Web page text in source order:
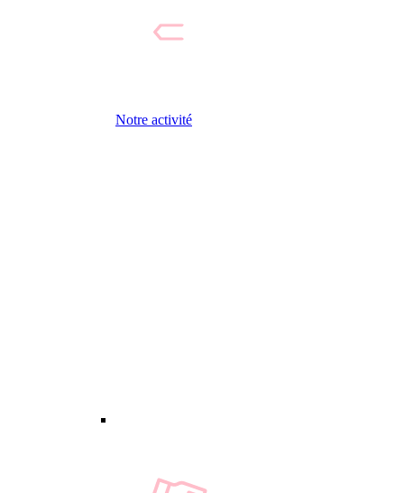
Notre activité